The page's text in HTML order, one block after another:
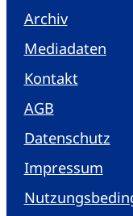
Archiv
Mediadaten
Kontakt
AGB
Datenschutz
Impressum